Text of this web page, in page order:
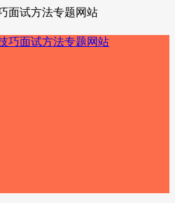
面试方法专题网站